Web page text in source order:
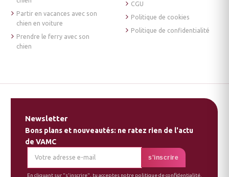
Partir en vacances avec son
chien en voiture
Prendre le ferry avec son
chien
CGU
Politique de cookies
Politique de confidentialité
Newsletter
Bons plans et nouveautés: ne ratez rien de l'actu
de VAMC
En cliquant sur "s'inscrire", tu acceptes notre politique de confidentialité